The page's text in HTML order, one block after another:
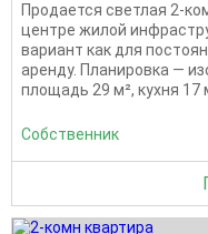
Продается светлая 2-
центре жилой
вариант как для
аренду. Планировка —
площадь 29 м², кухня 17
Собственник